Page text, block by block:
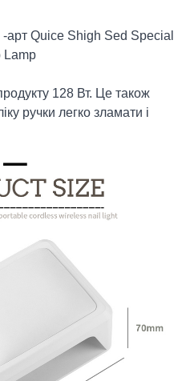
-арт Quice Shigh Sed Special
Lamp
128 Вт. Це також
ручки легко зламати і